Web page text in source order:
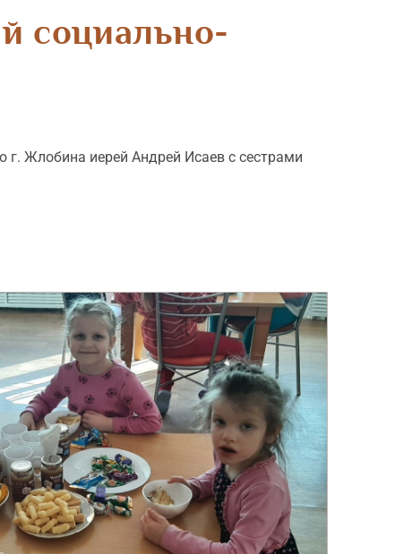
социально-
г. Жлобина иерей Андрей Исаев с сестрами